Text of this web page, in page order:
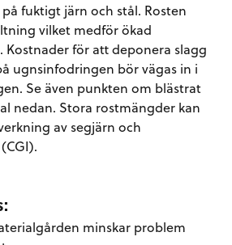
fuktigt järn och stål. Rosten
vilket medför ökad
för att deponera slagg
ugnsinfodringen bör vägas in i
Se även punkten om blästrat
nedan. Stora rostmängder kan
av segjärn och
minskar problem